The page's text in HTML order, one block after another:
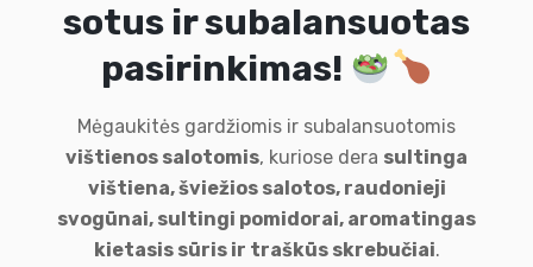
sotus ir subalansuotas
pasirinkimas!
Mėgaukitės gardžiomis ir subalansuotomis
vištienos salotomis, kuriose dera sultinga
vištiena, šviežios salotos, raudonieji
svogūnai, sultingi pomidorai, aromatingas
kietasis sūris ir traškūs skrebučiai.